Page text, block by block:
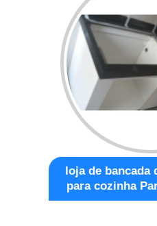
loja de bancada
para cozinha